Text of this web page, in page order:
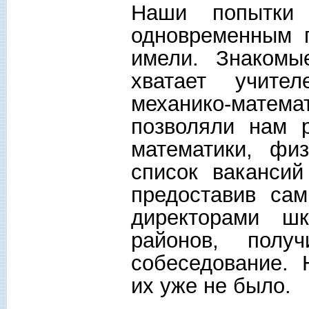
Наши
одновременным
имели.
хватает
механико-
позволяли нам
математики,
список
предоставив
директорами
районов,
собеседование.
их уже не было.